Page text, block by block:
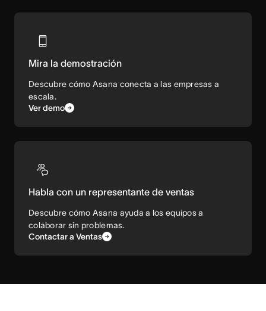
Mira la demostración
Descubre cómo Asana conecta a las empresas a
escala.
Ver demo
Habla con un representante de ventas
Descubre cómo Asana ayuda a los equipos a
colaborar sin problemas.
Contactar a Ventas